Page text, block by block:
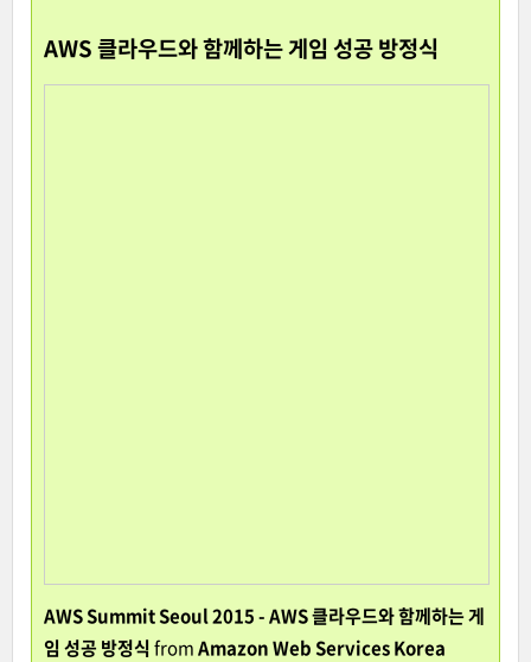
AWS 클라우드와 함께하는 게임 성공 방정식
AWS Summit Seoul 2015 - AWS 클라우드와 함께하는 게
임 성공 방정식fromAmazon Web Services Korea